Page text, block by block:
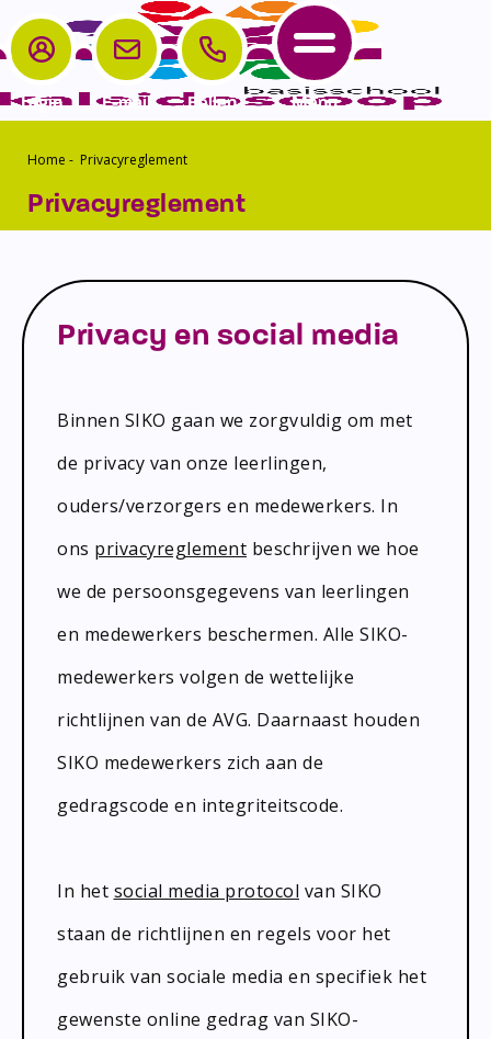
Home
School
School
Het Team
Schoolgids
Schooltijden en vakanties
Sport
Schoolplan
Bibliotheek
Leerlingenzorg
Jeugdfonds Sport en Cultuur
Schooltandarts
Kinderopvang
Ouders
Ouders
Samenwerken
Parro
Medezeggenschapsraad
Klachtenregeling
Privacyverklaring
Documenten
Contact
Aanmelden
Contact
Login E-mail Bellen Menu
Home - Privacyreglement
Privacyreglement
Privacy en social media
Binnen SIKO gaan we zorgvuldig om met
de privacy van onze leerlingen,
ouders/verzorgers en medewerkers. In
ons privacyreglement beschrijven we hoe
we de persoonsgegevens van leerlingen
en medewerkers beschermen. Alle SIKO-
medewerkers volgen de wettelijke
richtlijnen van de AVG. Daarnaast houden
SIKO medewerkers zich aan de
gedragscode en integriteitscode.
In het social media protocol van SIKO
staan de richtlijnen en regels voor het
gebruik van sociale media en specifiek het
gewenste online gedrag van SIKO-